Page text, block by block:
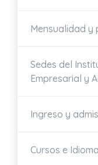
Mensualidad y
Sedes del
Empresarial y
Ingreso y
Cursos e